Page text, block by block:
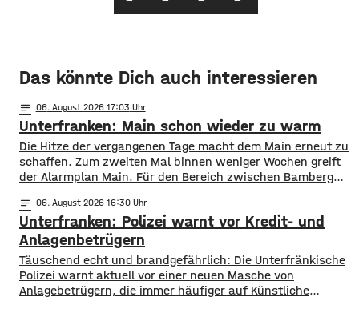
Das könnte Dich auch interessieren
notes 06. August 2026 17:03
Unterfranken: Main schon wieder zu warm
Die Hitze der vergangenen Tage macht dem Main erneut zu
schaffen. Zum zweiten Mal binnen weniger Wochen greift
der Alarmplan Main. Für den Bereich zwischen Bamberg
mainabwärts die zweite von drei Warnstufen. Zwar gibt es
aktuell mit dem Sauerstoffgehalt im Wasser noch keine
Probleme, allerdings ist die Wassertemperatur
notes 06. August 2026 16:30
Unterfranken: Polizei warnt vor Kredit- und
Anlagenbetrügern
​​Täuschend echt und brandgefährlich: Die Unterfränkische
Polizei warnt aktuell vor einer neuen Masche von
Anlagebetrügern, die immer häufiger auf Künstliche